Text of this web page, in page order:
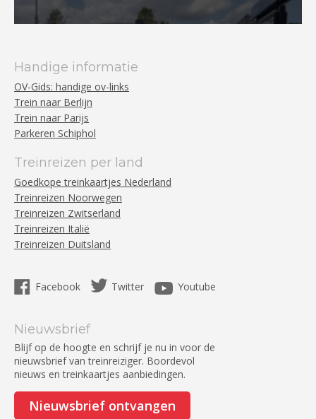
Handige informatie
OV-Gids: handige ov-links
Trein naar Berlijn
Trein naar Parijs
Parkeren Schiphol
Treinreizen per land
Goedkope treinkaartjes Nederland
Treinreizen Noorwegen
Treinreizen Zwitserland
Treinreizen Italië
Treinreizen Duitsland
Facebook Twitter Youtube
Nieuwsbrief
Blijf op de hoogte en schrijf je nu in voor de
nieuwsbrief van treinreiziger. Boordevol
nieuws en treinkaartjes aanbiedingen.
Nieuwsbrief ontvangen